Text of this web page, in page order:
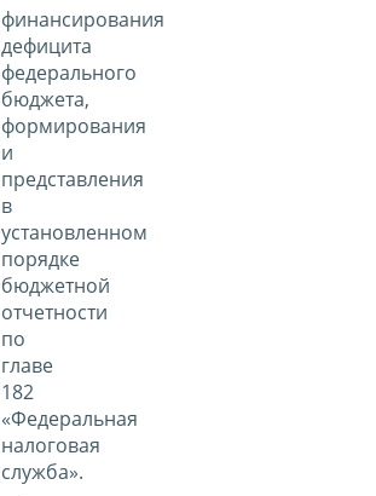
финансирования
дефицита
федерального
бюджета,
формирования
и
представления
в
установленном
порядке
бюджетной
отчетности
по
главе
182
«Федеральная
налоговая
служба».